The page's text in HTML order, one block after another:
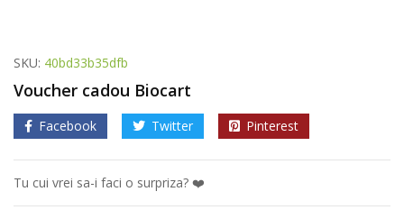
SKU: 40bd33b35dfb
Voucher cadou Biocart
Facebook Twitter Pinterest
Tu cui vrei sa-i faci o surpriza? ❤️